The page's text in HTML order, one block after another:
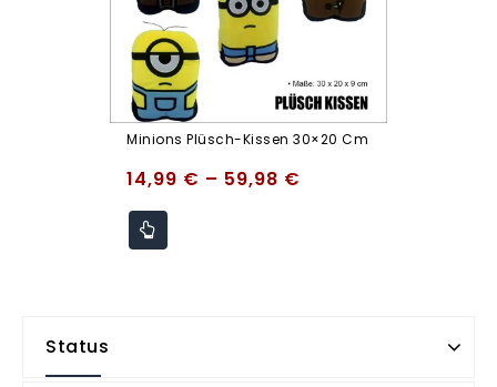
Minions Plüsch-Kissen 30×20 Cm
14,99 € – 59,98 €
Status